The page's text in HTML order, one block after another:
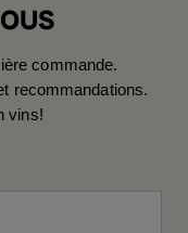
commande.
recommandations.
vins!